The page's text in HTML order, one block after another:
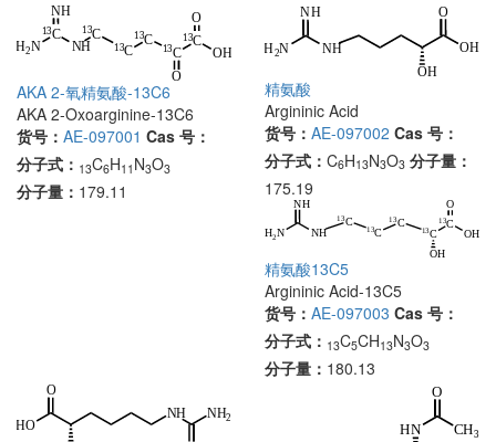
AKA 2-氧精氨酸-13C6
AKA 2-Oxoarginine-13C6
货号： AE-097001 Cas 号：
分子式： 13C6H11 N3O3
分子量： 179.11
精氨酸
Argininic Acid
货号： AE-097002 Cas 号：
分子式： C6H13N3O3 分子量：
175.19
精氨酸13C5
Argininic Acid-13C5
货号： AE-097003 Cas 号：
分子式： 13C5CH13N3O3
分子量： 180.13